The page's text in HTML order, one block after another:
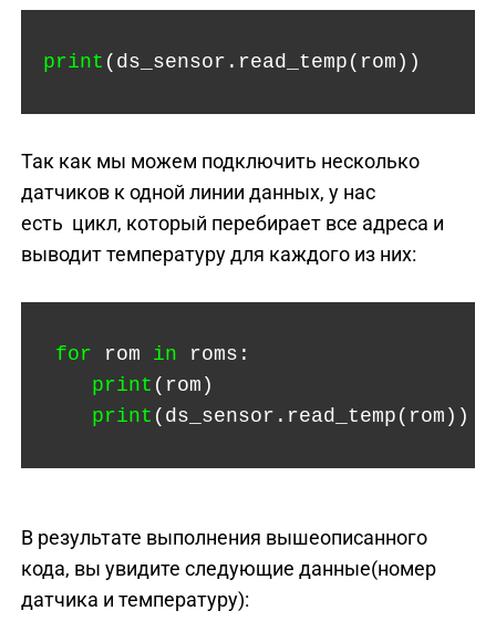
print (ds_sensor.read_temp(rom))
Так как мы можем подключить несколько
датчиков к одной линии данных, у нас
есть цикл, который перебирает все адреса и
выводит температуру для каждого из них:
for rom in
roms:
print (rom)
print (ds_sensor.read_temp(rom))
В результате выполнения вышеописанного
кода, вы увидите следующие данные(номер
датчика и температуру):